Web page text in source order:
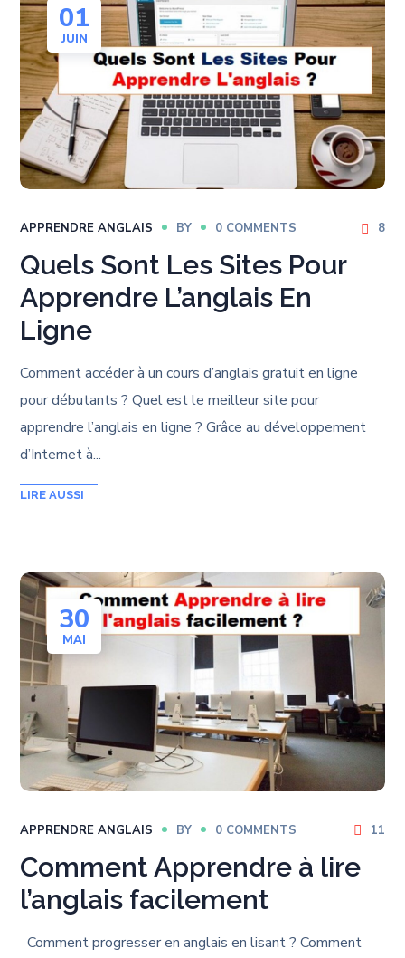
01
JUIN
APPRENDRE ANGLAIS BY 0 COMMENTS 8
Quels Sont Les Sites Pour
Apprendre L’anglais En
Ligne
Comment accéder à un cours d’anglais gratuit en ligne
pour débutants ? Quel est le meilleur site pour
apprendre l’anglais en ligne ? Grâce au développement
d’Internet à...
30
MAI
APPRENDRE ANGLAIS BY 0 COMMENTS 11
Comment Apprendre à lire
l’anglais facilement
Comment progresser en anglais en lisant ? Comment